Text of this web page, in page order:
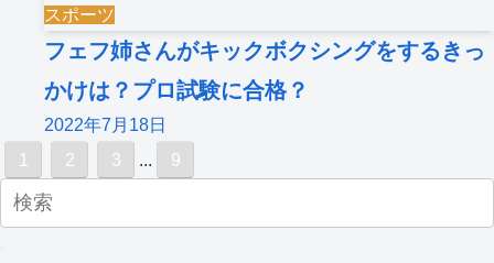
スポーツ
フェフ姉さんがキックボクシングをするきっ
かけは？プロ試験に合格？
2022年7月18日
1
2 3 ... 9